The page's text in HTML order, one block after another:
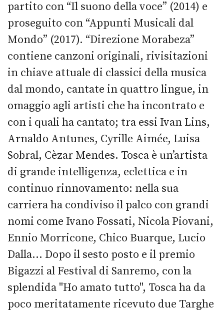
partito con “Il suono della voce” (2014) e
proseguito con “Appunti Musicali dal
Mondo” (2017). “Direzione Morabeza”
contiene canzoni originali, rivisitazioni
in chiave attuale di classici della musica
dal mondo, cantate in quattro lingue, in
omaggio agli artisti che ha incontrato e
con i quali ha cantato; tra essi Ivan Lins,
Arnaldo Antunes, Cyrille Aimée, Luisa
Sobral, Cèzar Mendes. Tosca è un’artista
di grande intelligenza, eclettica e in
continuo rinnovamento: nella sua
carriera ha condiviso il palco con grandi
nomi come Ivano Fossati, Nicola Piovani,
Ennio Morricone, Chico Buarque, Lucio
Dalla… Dopo il sesto posto e il premio
Bigazzi al Festival di Sanremo, con la
splendida "Ho amato tutto", Tosca ha da
poco meritatamente ricevuto due Targhe